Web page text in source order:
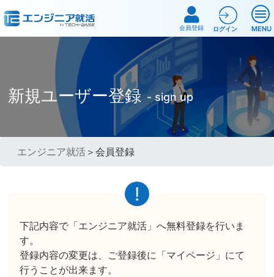
MENU
会員登録 ログイン
新規ユーザー登録 - sign up
エンジニア就活 ＞会員登録
下記内容で「エンジニア就活」へ無料登録を行いま
す。
登録内容の変更は、ご登録後に「マイページ」にて
行うことが出来ます。